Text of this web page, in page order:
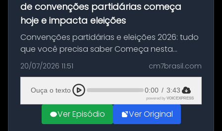
de convenções partidárias começa
hoje e impacta eleições
Convenções partidárias e eleições 2026: tudo
que você precisa saber Começa nesta
segunda-feira e vai até 5 de agosto o prazo
para que partidos políticos e federações
partidárias realizem suas convençõ...
20/07/2026 11:51 cm7brasil.com
Ouça o texto 0:00 / 3:43
powered by VOICEXPRESS
Ver Episódio Ver Original